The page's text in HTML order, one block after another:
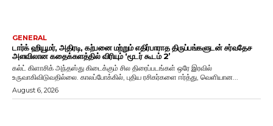
GENERAL
டார்க் ஹியூமர், அதிரடி, கற்பனை மற்றும் எதிர்பாராத திருப்பங்களுடன் சர்வதேச
அளவிலான கதைக்களத்தில் விரியும் ‘மூடர் கூடம் 2’
கல்ட் கிளாசிக் அந்தஸ்து கிடைக்கும் சில திரைப்படங்கள் ஒரே இரவில்
உருவாகிவிடுவதில்லை. காலப்போக்கில், புதிய ரசிகர்களை ஈர்த்து, வெளியான...
August 6, 2026